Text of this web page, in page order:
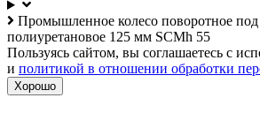
Промышленное колесо поворотное под
полиуретановое 125 мм SCMh 55
Пользуясь сайтом, вы соглашаетесь с
и политикой в отношении обработки
Хорошо